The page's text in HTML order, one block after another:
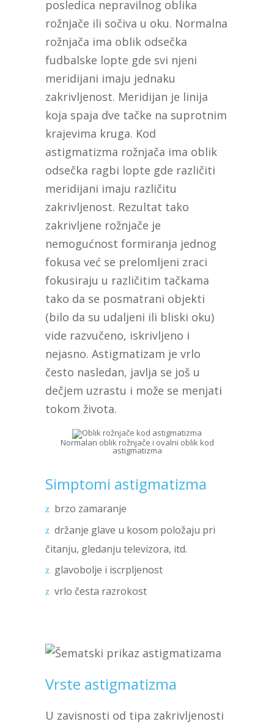
posledica nepravilnog oblika
rožnjače ili sočiva u oku. Normalna
rožnjača ima oblik odsečka
fudbalske lopte gde svi njeni
meridijani imaju jednaku
zakrivljenost. Meridijan je linija
koja spaja dve tačke na suprotnim
krajevima kruga. Kod
astigmatizma rožnjača ima oblik
odsečka ragbi lopte gde različiti
meridijani imaju različitu
zakrivljenost. Rezultat tako
zakrivljene rožnjače je
nemogućnost formiranja jednog
fokusa već se prelomljeni zraci
fokusiraju u različitim tačkama
tako da se posmatrani objekti
(bilo da su udaljeni ili bliski oku)
vide razvučeno, iskrivljeno i
nejasno. Astigmatizam je vrlo
često nasledan, javlja se još u
dečjem uzrastu i može se menjati
tokom života.
Normalan oblik rožnjače i ovalni oblik kod
astigmatizma
Simptomi astigmatizma
brzo zamaranje
držanje glave u kosom položaju pri
čitanju, gledanju televizora, itd.
glavobolje i iscrpljenost
vrlo česta razrokost
Vrste astigmatizma
U zavisnosti od tipa zakrivljenosti